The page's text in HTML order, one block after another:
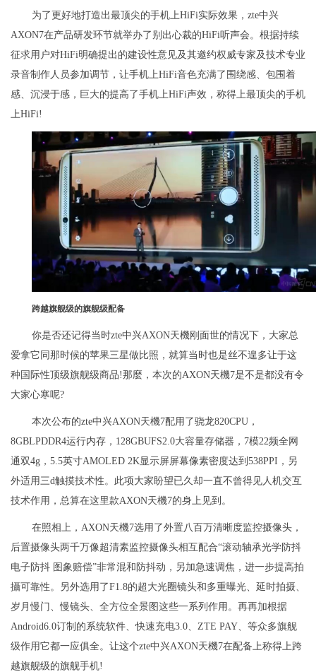
为了更好地打造出最顶尖的手机上HiFi实际效果，zte中兴
AXON7在产品研发环节就举办了别出心裁的HiFi听声会。根据持续
征求用户对HiFi明确提出的建设性意见及其邀约权威专家及技术专业
录音制作人员参加调节，让手机上HiFi音色充满了围绕感、包围着
感、沉浸于感，巨大的提高了手机上HiFi声效，称得上最顶尖的手机
上HiFi!
跨越旗舰级的旗舰级配备
你是否还记得当时zte中兴AXON天機刚面世的情况下，大家总
爱拿它同那时候的苹果三星做比照，就算当时也是丝不遑多让于这
种国际性顶级旗舰级商品!那麼，本次的AXON天機7是不是都没有令
大家心寒呢?
本次公布的zte中兴AXON天機7配用了骁龙820CPU，
8GBLPDDR4运行内存，128GBUFS2.0大容量存储器，7模22频全网
通双4g，5.5英寸AMOLED 2K显示屏屏幕像素密度达到538PPI，另
外适用三d触摸技术性。此项大家盼望已久却一直不曾得见人机交互
技术作用，总算在这里款AXON天機7的身上见到。
在照相上，AXON天機7选用了外置八百万清晰度监控摄像头，
后置摄像头两千万像超清素监控摄像头相互配合“滚动轴承光学防抖
电子防抖 图象赔偿”非常混和防抖动，另加急速调焦，进一步提高拍
攝可靠性。另外选用了F1.8的超大光圈镜头和多重曝光、延时拍摄、
岁月慢门、慢镜头、全方位全景图这些一系列作用。再再加根据
Android6.0订制的系统软件、快速充电3.0、ZTE PAY、等众多旗舰
级作用它都一应俱全。让这个zte中兴AXON天機7在配备上称得上跨
越旗舰级的旗舰手机!